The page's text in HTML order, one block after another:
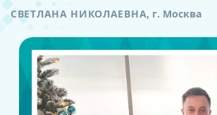
СВЕТЛАНА НИКОЛАЕВНА, г. Москва